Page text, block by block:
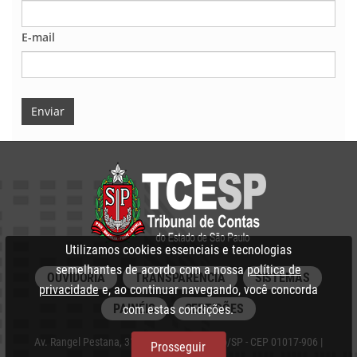
E-mail
Enviar
OUVIDORIA TRANSPARÊNCIA SISTEMAS
PAINÉIS CERTIDÕES
Av. Rangel Pestana, 315 - Centro, São Paulo/SP - CEP 01017-906 |
Utilizamos cookies essenciais e tecnologias
semelhantes de acordo com a nossapolítica de
privacidadee, ao continuar navegando, você concorda
com estas condições.
Prosseguir